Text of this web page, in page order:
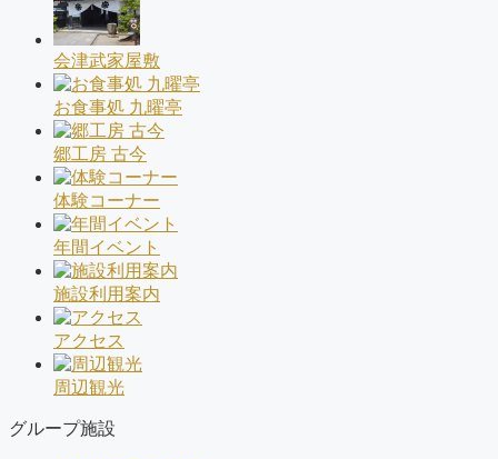
会津武家屋敷
お食事処 九曜亭
郷工房 古今
体験コーナー
年間イベント
施設利用案内
アクセス
周辺観光
グループ施設